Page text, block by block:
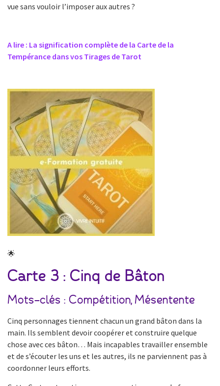
vue sans vouloir l’imposer aux autres ?
A lire : La signification complète de la Carte de la
Tempérance dans vos Tirages de Tarot
🌟
Carte 3 : Cinq de Bâton
Mots-clés : Compétition, Mésentente
Cinq personnages tiennent chacun un grand bâton dans la
main. Ils semblent devoir coopérer et construire quelque
chose avec ces bâton… Mais incapables travailler ensemble
et de s’écouter les uns et les autres, ils ne parviennent pas à
coordonner leurs efforts.